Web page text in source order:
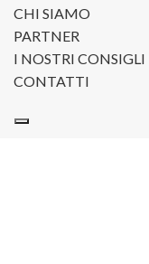
CHI SIAMO
PARTNER
I NOSTRI CONSIGLI
CONTATTI